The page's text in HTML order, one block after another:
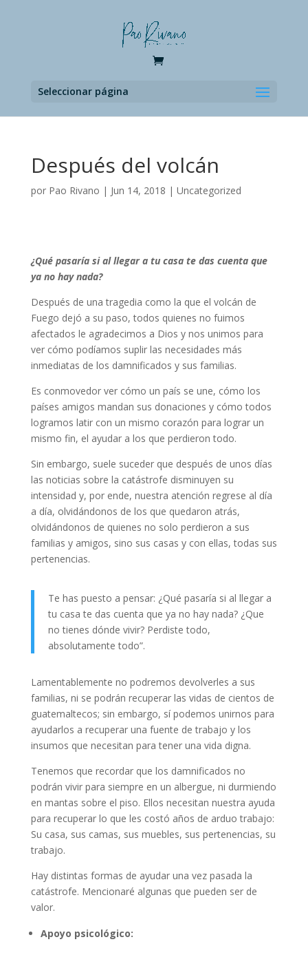
Seleccionar página
Después del volcán
por Pao Rivano | Jun 14, 2018 | Uncategorized
¿Qué pasaría si al llegar a tu casa te das cuenta que
ya no hay nada?
Después de una tragedia como la que el volcán de
Fuego dejó a su paso, todos quienes no fuimos
afectados le agradecimos a Dios y nos unimos para
ver cómo podíamos suplir las necesidades más
inmediatas de los damnificados y sus familias.
Es conmovedor ver cómo un país se une, cómo los
países amigos mandan sus donaciones y cómo todos
logramos latir con un mismo corazón para lograr un
mismo fin, el ayudar a los que perdieron todo.
Sin embargo, suele suceder que después de unos días
las noticias sobre la catástrofe disminuyen su
intensidad y, por ende, nuestra atención regrese al día
a día, olvidándonos de los que quedaron atrás,
olvidándonos de quienes no solo perdieron a sus
familias y amigos, sino sus casas y con ellas, todas sus
pertenencias.
Te has puesto a pensar: ¿Qué pasaría si al llegar a
tu casa te das cuenta que ya no hay nada? ¿Que
no tienes dónde vivir? Perdiste todo,
absolutamente todo”.
Lamentablemente no podremos devolverles a sus
familias, ni se podrán recuperar las vidas de cientos de
guatemaltecos; sin embargo, sí podemos unirnos para
ayudarlos a recuperar una fuente de trabajo y los
insumos que necesitan para tener una vida digna.
Tenemos que recordar que los damnificados no
podrán vivir para siempre en un albergue, ni durmiendo
en mantas sobre el piso. Ellos necesitan nuestra ayuda
para recuperar lo que les costó años de arduo trabajo:
Su casa, sus camas, sus muebles, sus pertenencias, su
trabajo.
Hay distintas formas de ayudar una vez pasada la
catástrofe. Mencionaré algunas que pueden ser de
valor.
Apoyo psicológico: